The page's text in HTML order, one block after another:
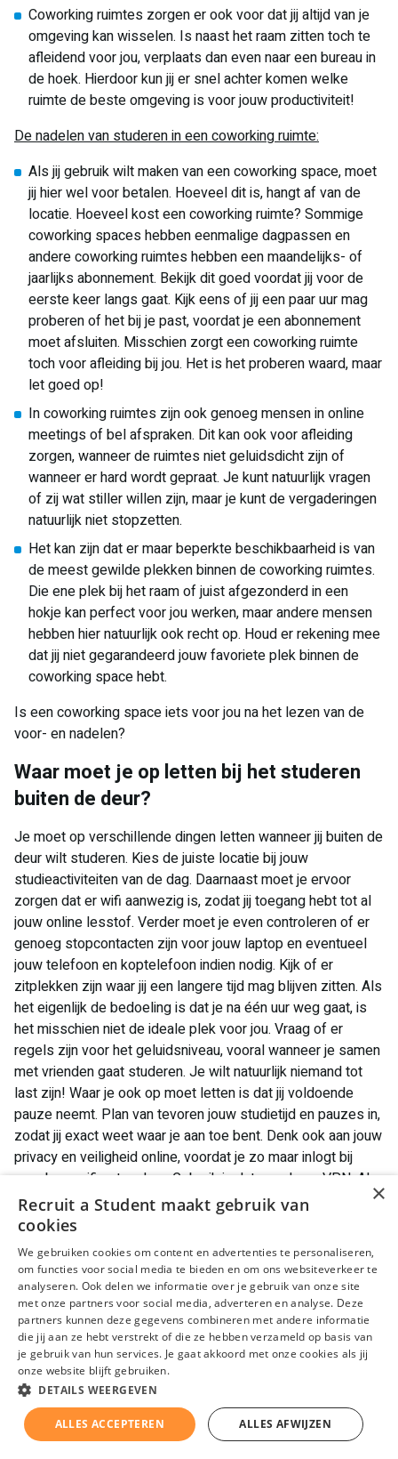
Coworking ruimtes zorgen er ook voor dat jij altijd van je
omgeving kan wisselen. Is naast het raam zitten toch te
afleidend voor jou, verplaats dan even naar een bureau in
de hoek. Hierdoor kun jij er snel achter komen welke
ruimte de beste omgeving is voor jouw productiviteit!
De nadelen van studeren in een coworking ruimte:
Als jij gebruik wilt maken van een coworking space, moet
jij hier wel voor betalen. Hoeveel dit is, hangt af van de
locatie. Hoeveel kost een coworking ruimte? Sommige
coworking spaces hebben eenmalige dagpassen en
andere coworking ruimtes hebben een maandelijks- of
jaarlijks abonnement. Bekijk dit goed voordat jij voor de
eerste keer langs gaat. Kijk eens of jij een paar uur mag
proberen of het bij je past, voordat je een abonnement
moet afsluiten. Misschien zorgt een coworking ruimte
toch voor afleiding bij jou. Het is het proberen waard, maar
let goed op!
In coworking ruimtes zijn ook genoeg mensen in online
meetings of bel afspraken. Dit kan ook voor afleiding
zorgen, wanneer de ruimtes niet geluidsdicht zijn of
wanneer er hard wordt gepraat. Je kunt natuurlijk vragen
of zij wat stiller willen zijn, maar je kunt de vergaderingen
natuurlijk niet stopzetten.
Het kan zijn dat er maar beperkte beschikbaarheid is van
de meest gewilde plekken binnen de coworking ruimtes.
Die ene plek bij het raam of juist afgezonderd in een
hokje kan perfect voor jou werken, maar andere mensen
hebben hier natuurlijk ook recht op. Houd er rekening mee
dat jij niet gegarandeerd jouw favoriete plek binnen de
coworking space hebt.
Is een coworking space iets voor jou na het lezen van de
voor- en nadelen?
Waar moet je op letten bij het studeren
buiten de deur?
Je moet op verschillende dingen letten wanneer jij buiten de
deur wilt studeren. Kies de juiste locatie bij jouw
studieactiviteiten van de dag. Daarnaast moet je ervoor
zorgen dat er wifi aanwezig is, zodat jij toegang hebt tot al
jouw online lesstof. Verder moet je even controleren of er
genoeg stopcontacten zijn voor jouw laptop en eventueel
jouw telefoon en koptelefoon indien nodig. Kijk of er
zitplekken zijn waar jij een langere tijd mag blijven zitten. Als
het eigenlijk de bedoeling is dat je na één uur weg gaat, is
het misschien niet de ideale plek voor jou. Vraag of er
regels zijn voor het geluidsniveau, vooral wanneer je samen
met vrienden gaat studeren. Je wilt natuurlijk niemand tot
last zijn! Waar je ook op moet letten is dat jij voldoende
pauze neemt. Plan van tevoren jouw studietijd en pauzes in,
zodat jij exact weet waar je aan toe bent. Denk ook aan jouw
privacy en veiligheid online, voordat je zo maar inlogt bij
openbare wifi netwerken. Gebruik in dat geval een VPN. Als
laatste moet je er op letten dat de plek waar jij wilt studeren
niet te afleidend is voor jou. Je hebt inmiddels wel geleerd
dat je afleiding zo veel mogelijk moet vermijden!
Wat moet je zelf meenemen als je buiten de deur gaat
studeren?:
Laptop met oplader en eventueel muis, zodat jij lekker
aan de slag kan.
Agenda, als jij een fysieke planning gebruikt. Hierdoor
weet jij precies wat je moet doen en wanneer het af moet
×
Recruit a Student maakt gebruik van
cookies
We gebruiken cookies om content en advertenties te personaliseren,
om functies voor social media te bieden en om ons websiteverkeer te
analyseren. Ook delen we informatie over je gebruik van onze site
met onze partners voor social media, adverteren en analyse. Deze
partners kunnen deze gegevens combineren met andere informatie
die jij aan ze hebt verstrekt of die ze hebben verzameld op basis van
je gebruik van hun services. Je gaat akkoord met onze cookies als jij
onze website blijft gebruiken.
DETAILS WEERGEVEN
ALLES ACCEPTEREN ALLES AFWIJZEN